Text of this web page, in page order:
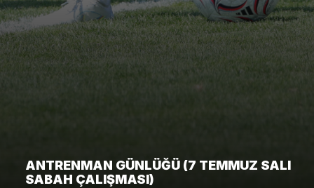
ANTRENMAN GÜNLÜĞÜ (7 TEMMUZ SALI
SABAH ÇALIŞMASI)